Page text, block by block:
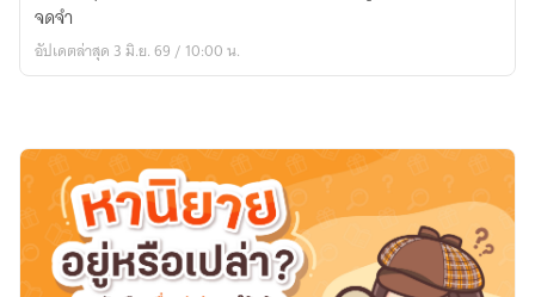
ผู้
สืบทอด
จดจำ
อัปเดตล่าสุด 3 มิ.ย. 69 / 10:00 น.